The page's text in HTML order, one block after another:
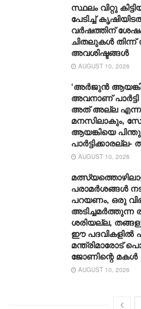
സ്ഥലം വിറ്റു
പേടിച്ച്
വർഷത്തിന്
ചിതലുകൾ തിന്ന്
അവശിഷ്ടങ്ങൾ
AUGUST 10, 2026
‘അർജുൻ
അവനാണ്
അത് അല്ല
മനസിലാകും,
ആയങ്കിയെ
AUGUST 10, 2026
പരാമർശങ്ങൾ
പറയണം, ഒരു
അടിച്ചമർത്തുന്ന
ശരിയല്ല,
ഈ പദവികളിൽ
മന്ത്രിമാരോട്
ജോണിന്റെ മകള്‍
AUGUST 10, 2026